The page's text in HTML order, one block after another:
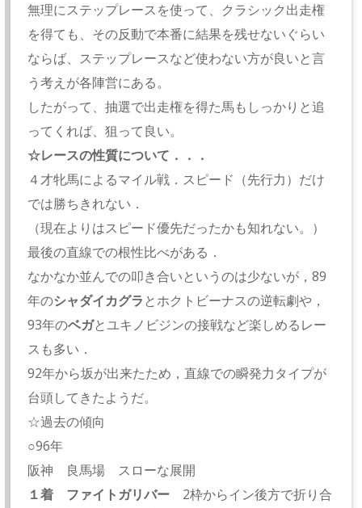
無理にステップレースを使って、クラシック出走権
を得ても、その反動で本番に結果を残せないぐらい
ならば、ステップレースなど使わない方が良いと言
う考えが各陣営にある。
したがって、抽選で出走権を得た馬もしっかりと追
ってくれば、狙って良い。
☆レースの性質について．．．
４才牝馬によるマイル戦．スピード（先行力）だけ
では勝ちきれない．
（現在よりはスピード優先だったかも知れない。）
最後の直線での根性比べがある．
なかなか並んでの叩き合いというのは少ないが，89
年のシャダイカグラ とホクトビーナスの逆転劇や，
93年のベガとユキノビジンの接戦など楽しめるレー
スも多い．
92年から坂が出来たため，直線での瞬発力タイプが
台頭してきたようだ。
☆過去の傾向
○96年
阪神 良馬場 スローな展開
１着 ファイトガリバー 2枠からイン後方で折り合